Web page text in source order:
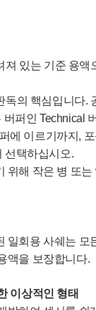
져 있는 기준 용액
독의 핵심입니다.
퍼인 Technical
에 이르기까지,
선택하십시오.
위해 작은 병 또는
일회용 사쉐는 모
액을 보장합니다.
이상적인 형태